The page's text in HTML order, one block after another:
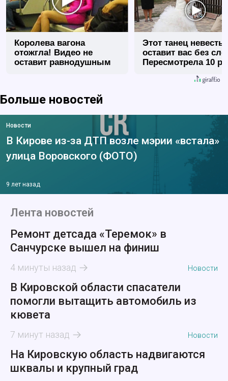
Королева вагона
отожгла! Видео не
оставит равнодушным
Этот танец невесты
оставит вас без
Пересмотрела 10
Больше новостей
Новости
В Кирове из-за ДТП возле мэрии «встала»
улица Воровского (ФОТО)
9 лет назад
Лента новостей
Ремонт детсада «Теремок» в
Санчурске вышел на финиш
4 минуты назад Новости
В Кировской области спасатели
помогли вытащить автомобиль из
кювета
7 минут назад Новости
На Кировскую область надвигаются
шквалы и крупный град